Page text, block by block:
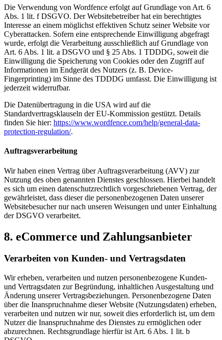
Die Verwendung von Wordfence erfolgt auf Grundlage von Art. 6
Abs. 1 lit. f DSGVO. Der Websitebetreiber hat ein berechtigtes
Interesse an einem möglichst effektiven Schutz seiner Website vor
Cyberattacken. Sofern eine entsprechende Einwilligung abgefragt
wurde, erfolgt die Verarbeitung ausschließlich auf Grundlage von
Art. 6 Abs. 1 lit. a DSGVO und § 25 Abs. 1 TDDDG, soweit die
Einwilligung die Speicherung von Cookies oder den Zugriff auf
Informationen im Endgerät des Nutzers (z. B. Device-
Fingerprinting) im Sinne des TDDDG umfasst. Die Einwilligung ist
jederzeit widerrufbar.
Die Datenübertragung in die USA wird auf die
Standardvertragsklauseln der EU-Kommission gestützt. Details
finden Sie hier: https://www.wordfence.com/help/general-data-
protection-regulation/.
Auftragsverarbeitung
Wir haben einen Vertrag über Auftragsverarbeitung (AVV) zur
Nutzung des oben genannten Dienstes geschlossen. Hierbei handelt
es sich um einen datenschutzrechtlich vorgeschriebenen Vertrag, der
gewährleistet, dass dieser die personenbezogenen Daten unserer
Websitebesucher nur nach unseren Weisungen und unter Einhaltung
der DSGVO verarbeitet.
8. eCommerce und Zahlungs­anbieter
Verarbeiten von Kunden- und Vertragsdaten
Wir erheben, verarbeiten und nutzen personenbezogene Kunden-
und Vertragsdaten zur Begründung, inhaltlichen Ausgestaltung und
Änderung unserer Vertragsbeziehungen. Personenbezogene Daten
über die Inanspruchnahme dieser Website (Nutzungsdaten) erheben,
verarbeiten und nutzen wir nur, soweit dies erforderlich ist, um dem
Nutzer die Inanspruchnahme des Dienstes zu ermöglichen oder
abzurechnen. Rechtsgrundlage hierfür ist Art. 6 Abs. 1 lit. b